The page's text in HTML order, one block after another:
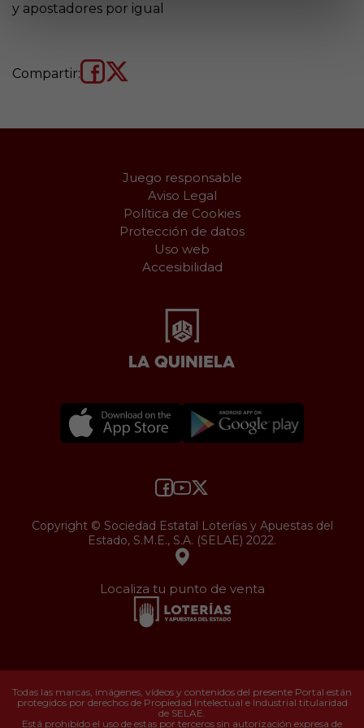
y apostadores por igual
Compartir:
Juego responsable
Aviso Legal
Política de Cookies
Protección de datos
Uso web
Accesibilidad
Copyright © Sociedad Estatal Loterías y Apuestas del
Estado, S.M.E., S.A. (SELAE) 2022.
Localiza tu punto de venta
Todas las marcas, imágenes, vídeos y contenidos del presente Portal están
protegidos por derechos de Propiedad Intelectual e Industrial titularidad
de SELAE.
Está prohibido el uso de estas por terceros sin autorización expresa de